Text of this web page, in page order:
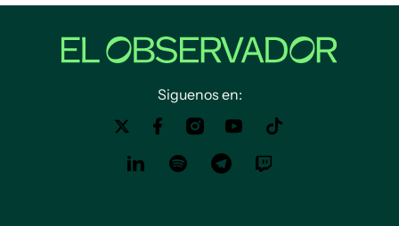
Siguenos en: